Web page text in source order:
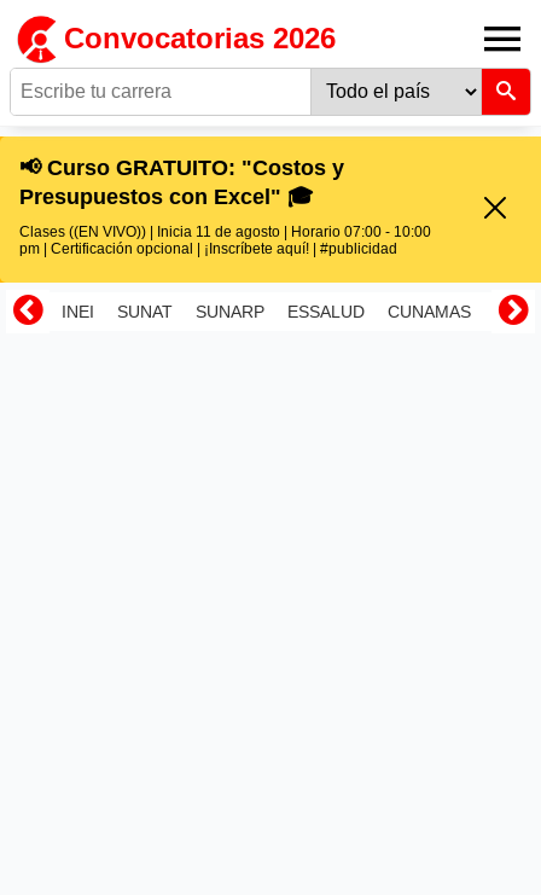
Convocatorias 2026
📢 Curso GRATUITO: "Costos y
Presupuestos con Excel" 🎓
Clases ((EN VIVO)) | Inicia 11 de agosto | Horario 07:00 - 10:00
pm | Certificación opcional | ¡Inscríbete aquí! | #publicidad
INEI SUNAT SUNARP ESSALUD CUNAMAS